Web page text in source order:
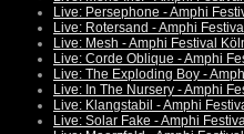
Live: Persephone - Amphi
Live: Rotersand - Amphi
Live: Mesh - Amphi Festival
Live: Corde Oblique - Amphi
Live: The Exploding Boy -
Live: In The Nursery - Amphi
Live: Klangstabil - Amphi
Live: Solar Fake - Amphi